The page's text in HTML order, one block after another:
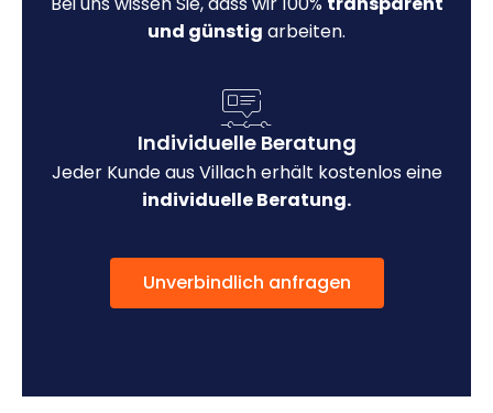
und günstig arbeiten.
Individuelle Beratung
Jeder Kunde aus Villach erhält kostenlos eine
individuelle Beratung.
Unverbindlich anfragen